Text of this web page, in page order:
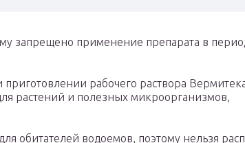
запрещено применение препарата в
рабочего раствора
растений и полезных микроорганизмов,
обитателей водоемов, поэтому нельзя